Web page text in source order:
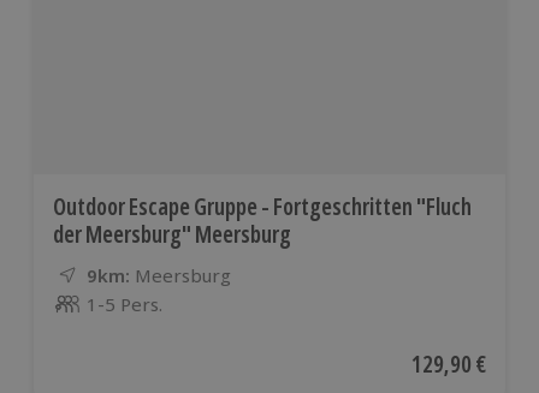
Outdoor Escape Gruppe - Fortgeschritten "Fluch
der Meersburg" Meersburg
9km: Entfernung
Standort
Meersburg
Anzahl der Teilnehmer
1-5 Pers.
Aktueller Preis
129,90 €